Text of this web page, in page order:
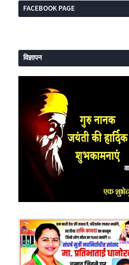
FACEBOOK PAGE
विज्ञापन